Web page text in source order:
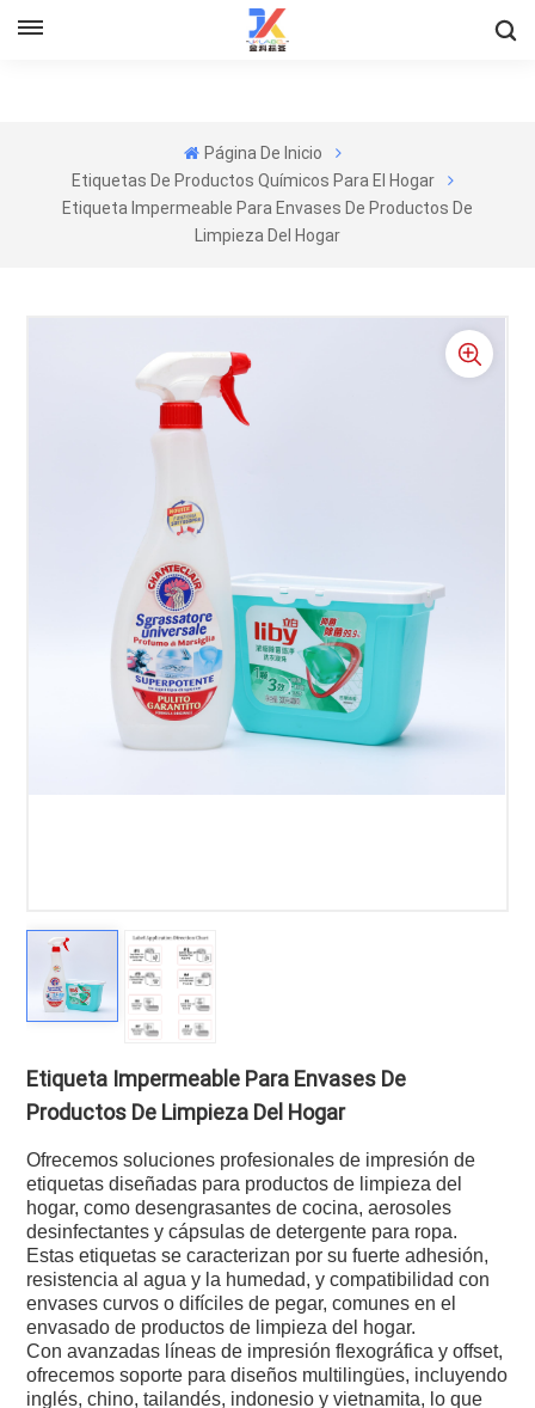
Página De Inicio
Etiquetas De Productos Químicos Para El Hogar
Etiqueta Impermeable Para Envases De Productos De
Limpieza Del Hogar
Etiqueta Impermeable Para Envases De
Productos De Limpieza Del Hogar
Ofrecemos soluciones profesionales de impresión de
etiquetas diseñadas para productos de limpieza del
hogar, como desengrasantes de cocina, aerosoles
desinfectantes y cápsulas de detergente para ropa.
Estas etiquetas se caracterizan por su fuerte adhesión,
resistencia al agua y la humedad, y compatibilidad con
envases curvos o difíciles de pegar, comunes en el
envasado de productos de limpieza del hogar.
Con avanzadas líneas de impresión flexográfica y offset,
ofrecemos soporte para diseños multilingües, incluyendo
inglés, chino, tailandés, indonesio y vietnamita, lo que